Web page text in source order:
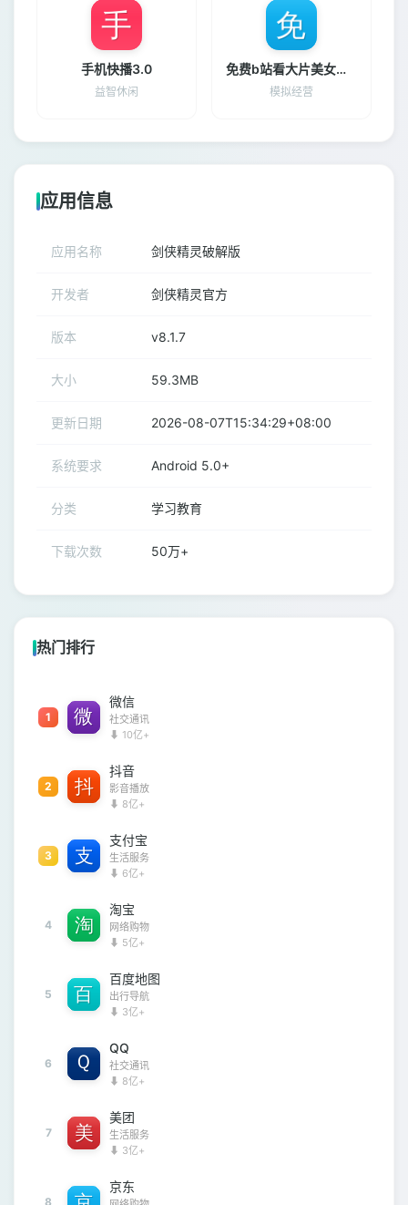
手机快播3.0
益智休闲
免费b站看大片美女直播
模拟经营
应用信息
应用名称 剑侠精灵破解版
开发者 剑侠精灵官方
版本 v8.1.7
大小 59.3MB
更新日期 2026-08-07T15:34:29+08:00
系统要求 Android 5.0+
分类 学习教育
下载次数 50万+
热门排行
1
微信
社交通讯
⬇ 10亿+
2
抖音
影音播放
⬇ 8亿+
3
支付宝
生活服务
⬇ 6亿+
4
淘宝
网络购物
⬇ 5亿+
5
百度地图
出行导航
⬇ 3亿+
6
QQ
社交通讯
⬇ 8亿+
7
美团
生活服务
⬇ 3亿+
8
京东